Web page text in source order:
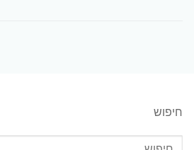
חיפוש
חפש: